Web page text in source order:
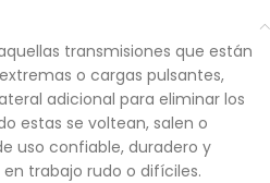
transmisiones que están
o cargas pulsantes,
adicional para eliminar los
estas se voltean, salen o
uso confiable, duradero y
trabajo rudo o difíciles.